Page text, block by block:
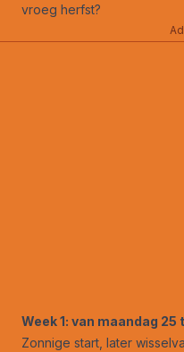
vroeg herfst?
Week 1: van maandag
Zonnige start, later